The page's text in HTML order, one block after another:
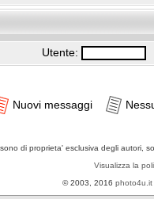
Utente:
Nuovi messaggi
di proprieta' esclusiva degli autori,
Visualizza la
© 2003, 2016 photo4u.it